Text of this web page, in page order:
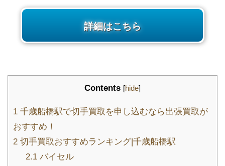
詳細はこちら
Contents [hide]
1 千歳船橋駅で切手買取を申し込むなら出張買取が
おすすめ！
2 切手買取おすすめランキング|千歳船橋駅
2.1 バイセル